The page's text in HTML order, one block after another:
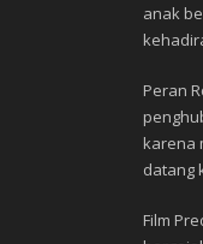
anak
Peran
karena
datang
Film